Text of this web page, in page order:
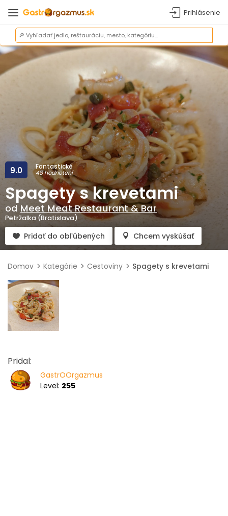
Prihlásenie
Fantastické
48 hodnotení
9.0
Spagety s krevetami
od Meet Meat Restaurant & Bar
Petržalka (Bratislava)
Pridať do obľúbených Chcem vyskúšať
Domov Kategórie Cestoviny Spagety s krevetami
Pridal:
GastrOOrgazmus
Level: 255